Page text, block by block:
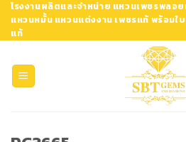
Skip
content
โรงงานผลิตและจำหน่าย แหวนเพชรพลอ
แหวนหมั้น แหวนแต่งงาน เพชรแท้ พร้อม
แท้